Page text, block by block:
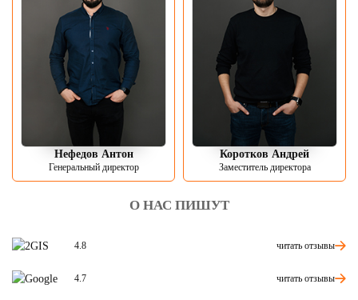
Нефедов Антон
Генеральный директор
Коротков Андрей
Заместитель директора
О НАС ПИШУТ
4.8 читать отзывы
4.7 читать отзывы